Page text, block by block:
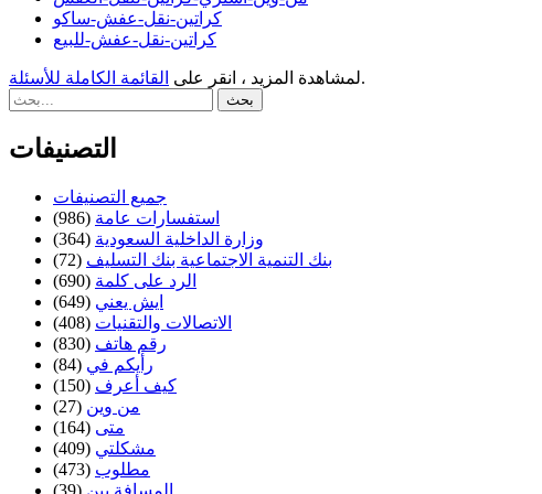
كراتين-نقل-عفش-ساكو
كراتين-نقل-عفش-للبيع
لمشاهدة المزيد ، انقر على القائمة الكاملة للأسئلة .
التصنيفات
جميع التصنيفات
استفسارات عامة (986)
وزارة الداخلية السعودية (364)
بنك التنمية الاجتماعية بنك التسليف (72)
الرد على كلمة (690)
ايش يعني (649)
الاتصالات والتقنيات (408)
رقم هاتف (830)
رأيكم في (84)
كيف أعرف (150)
من وين (27)
متى (164)
مشكلتي (409)
مطلوب (473)
المسافة بين (39)